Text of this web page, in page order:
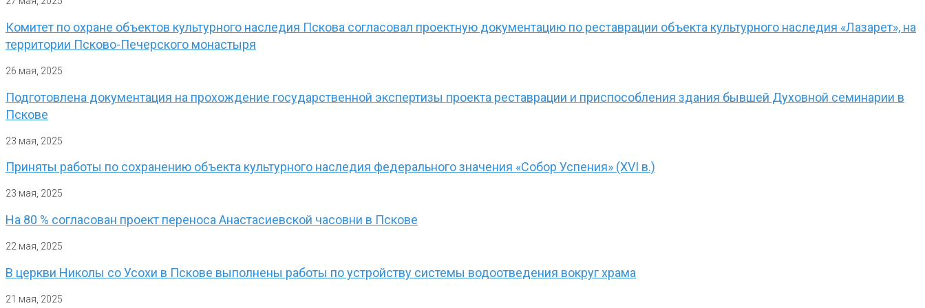
Комитет по охране объектов культурного наследия Пскова согласовал проектную документацию по реставрации объекта культурного наследия «Лазарет», на
территории Псково-Печерского монастыря
26 мая, 2025
Подготовлена документация на прохождение государственной экспертизы проекта реставрации и приспособления здания бывшей Духовной семинарии в
Пскове
23 мая, 2025
Приняты работы по сохранению объекта культурного наследия федерального значения «Собор Успения» (XVI в.)
23 мая, 2025
На 80 % согласован проект переноса Анастасиевской часовни в Пскове
22 мая, 2025
В церкви Николы со Усохи в Пскове выполнены работы по устройству системы водоотведения вокруг храма
21 мая, 2025